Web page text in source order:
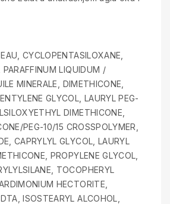
CYCLOPENTASILOXANE,
PARAFFINUM LIQUIDUM /
MINERALE, DIMETHICONE,
GLYCOL, LAURYL PEG-
DIMETHICONE,
PEG-10/15 CROSSPOLYMER,
CAPRYLYL GLYCOL, LAURYL
PROPYLENE GLYCOL,
TOCOPHERYL
HECTORITE,
ISOSTEARYL ALCOHOL,